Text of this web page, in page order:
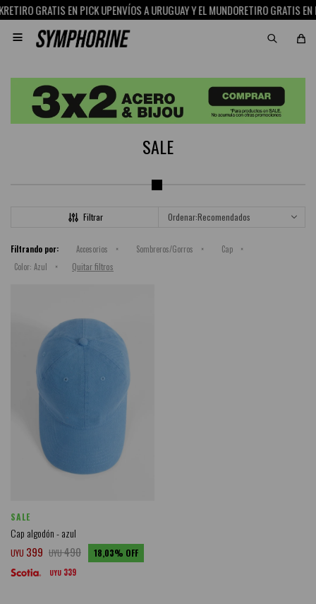
GRATIS EN PICK UPENVÍOS A URUGUAY Y EL MUNDORETIRO GRATIS EN

SALE
Recomendados
Filtrando por: Accesorios Sombreros/Gorros
Cap
Color: Azul Quitar filtros
SALE
Cap algodón - azul
UYU 399 UYU490 18,03
UYU 339